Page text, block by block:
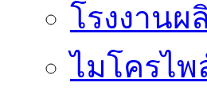
โรงงานผ
ไมโครไพ